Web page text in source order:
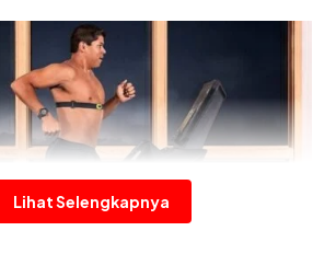
Lihat Selengkapnya